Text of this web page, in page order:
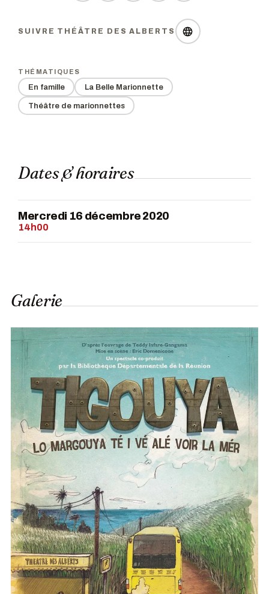
SUIVRE THÉÂTRE DES ALBERTS
THÉMATIQUES
En famille La Belle Marionnette
Théâtre de marionnettes
Dates & horaires
Mercredi 16 décembre 2020
14h00
Galerie